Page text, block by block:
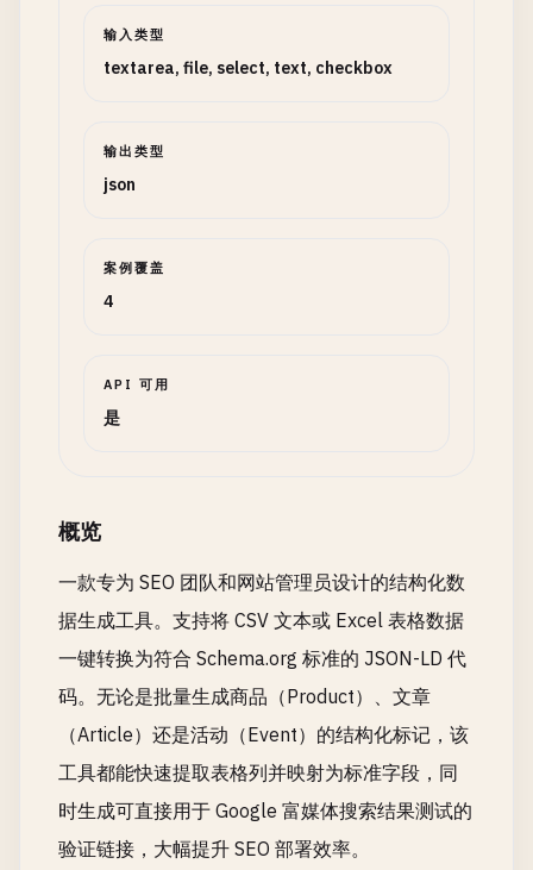
输入类型
textarea, file, select, text, checkbox
输出类型
json
案例覆盖
4
API 可用
是
概览
一款专为 SEO 团队和网站管理员设计的结构化数
据生成工具。支持将 CSV 文本或 Excel 表格数据
一键转换为符合 Schema.org 标准的 JSON-LD 代
码。无论是批量生成商品（Product）、文章
（Article）还是活动（Event）的结构化标记，该
工具都能快速提取表格列并映射为标准字段，同
时生成可直接用于 Google 富媒体搜索结果测试的
验证链接，大幅提升 SEO 部署效率。